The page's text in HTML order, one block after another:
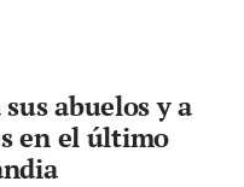
abuelos y a
en el último